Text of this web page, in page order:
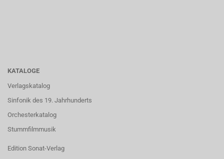
KATALOGE
Verlagskatalog
Sinfonik des 19. Jahrhunderts
Orchesterkatalog
Stummfilmmusik
Edition Sonat-Verlag